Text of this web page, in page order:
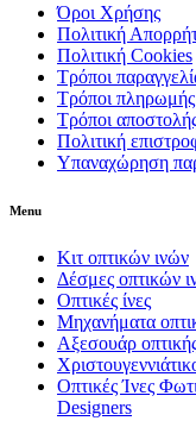
Όροι Χρήσης
Πολιτική
Πολιτική Cookies
Τρόποι
Τρόποι πληρωμής
Τρόποι
Πολιτική
Υπαναχώρηση
Menu
Κιτ οπτικών ινών
Δέσμες οπτικών
Οπτικές ίνες
Μηχανήματα
Αξεσουάρ
Οπτικές Ίνες
Designers